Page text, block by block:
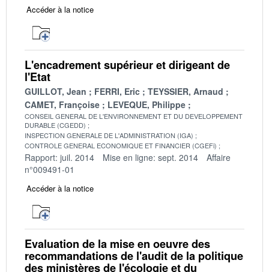
Accéder à la notice
L'encadrement supérieur et dirigeant de
l'Etat
GUILLOT, Jean FERRI, Eric
TEYSSIER, Arnaud
CAMET, Françoise
LEVEQUE, Philippe
CONSEIL GENERAL DE L'ENVIRONNEMENT ET DU DEVELOPPEMENT
DURABLE (CGEDD)
INSPECTION GENERALE DE L'ADMINISTRATION (IGA)
CONTROLE GENERAL ECONOMIQUE ET FINANCIER (CGEFi)
Rapport: juil. 2014 Mise en ligne: sept. 2014
Affaire
n°009491-01
Accéder à la notice
Evaluation de la mise en oeuvre des
recommandations de l'audit de la politique
des ministères de l'écologie et du